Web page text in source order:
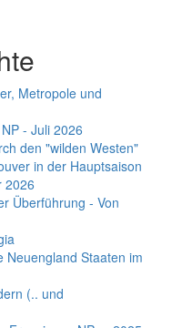
Metropole und
- Juli 2026
den "wilden Westen"
in der Hauptsaison
2026
Überführung - Von
Neuengland Staaten im
(.. und